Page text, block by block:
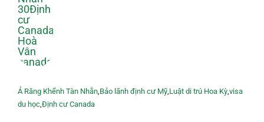
Ả Răng Khểnh Tàn Nhẫn Bảo lãnh định cư Mỹ Luật di trú Hoa Kỳ visa
du học Định cư Canada